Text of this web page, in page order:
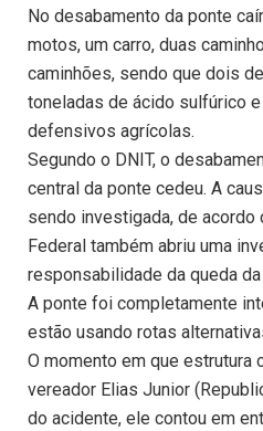
No desabamento da ponte
motos, um carro, duas
caminhões, sendo que dois
toneladas de ácido sulfúrico
defensivos agrícolas.
Segundo o DNIT, o
central da ponte cedeu. A
sendo investigada, de acordo
Federal também abriu uma
responsabilidade da queda
A ponte foi completamente
estão usando rotas
O momento em que
vereador Elias Junior
do acidente, ele contou em